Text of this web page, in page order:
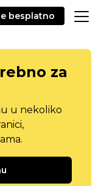
besplatno
za
u nekoliko